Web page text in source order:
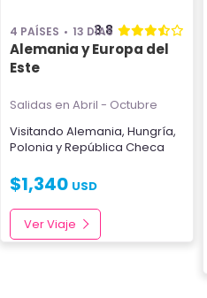
4 PAÍSES 13 DÍAS
3.8
Alemania y Europa del
Este
Salidas en Abril - Octubre
Visitando Alemania, Hungría,
Polonia yRepública Checa
$1,340 USD
Ver Viaje